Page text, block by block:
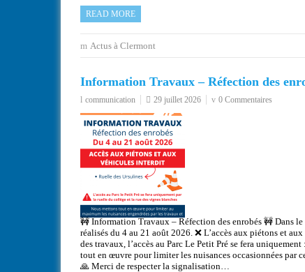
READ MORE
Actus à Clermont
Information Travaux – Réfection des
communication 29 juillet 2026 0 Commentaires
🚧 Information Travaux – Réfection des enrobés 🚧 Dans
réalisés du 4 au 21 août 2026. ❌ L’accès aux piétons et
des travaux, l’accès au Parc Le Petit Pré se fera
tout en œuvre pour limiter les nuisances occasionnées par
🙏 Merci de respecter la signalisation…